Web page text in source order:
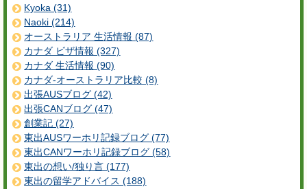
Kyoka (31)
Naoki (214)
オーストラリア 生活情報 (87)
カナダ ビザ情報 (327)
カナダ 生活情報 (90)
カナダ-オーストラリア比較 (8)
出張AUSブログ (42)
出張CANブログ (47)
創業記 (27)
東出AUSワーホリ記録ブログ (77)
東出CANワーホリ記録ブログ (58)
東出の想い/独り言 (177)
東出の留学アドバイス (188)